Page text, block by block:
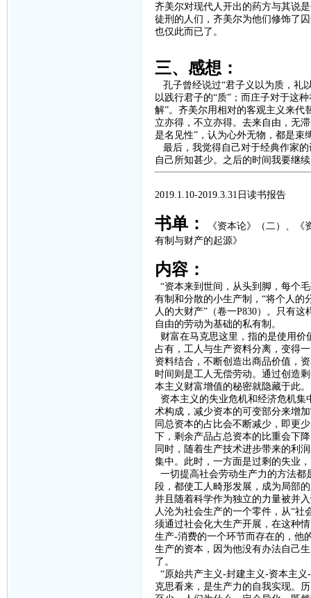
齐美尔对现代人开出的药方与其说
徒刑的人们，齐美尔为他们修饰了
也仅此而已了。
三、感想：
孔子曾经说过“君子义以为质，礼
以践行君子的“质”；而庄子对于这
解”。齐美尔用相对的客观主义来代
立亦得，不立亦得。去来自由，无
是名见性”，认为心外无物，都是束
最后，我觉得自己对于经典作家
自己所知甚少。之后的时间我要继
2019.1.10-2019.3.31 日读书报告
书单： 《资本论》（二）、
《
有制与财产的起源》
内容：
“资本来到世间，从头到脚，每个
有制和分散的小生产制，“将个人的
人的大财产”（卷一P830）。只有这
自由的劳动为基础的私有制。
财富在马克思这里，指的是使用价
占有，工人与生产资料分离，变得
资料结合，不断创造出商品价值，
时间则是工人无偿劳动。通过创造
本主义财富增值的秘密就隐藏于此。
资本主义的失业危机和经济危机集
术构成，减少资本的可变部分来增
同总资本的占比会不断减少，即更
下，剩余产品占总资本的比重会下
同时，随着生产技术进步带来的利
集中。此时，一方面是过剩的失业
一切提高社会劳动生产力的方法都
段，都使工人畸形发展，成为局部
并且随着科学作为独立的力量被并
人沦为社会生产的一个零件，从“
须通过社会化大生产开展，在这种
生产-消费的一个环节而存在的，他
生产的资本，因为他没有办法自己
了。
“原始共产主义-封建主义-资本主义-
克思看来，是生产力的自我实现。